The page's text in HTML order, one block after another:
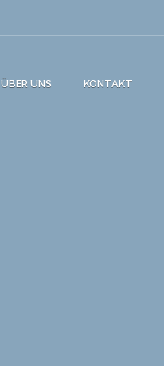
ÜBER UNS KONTAKT